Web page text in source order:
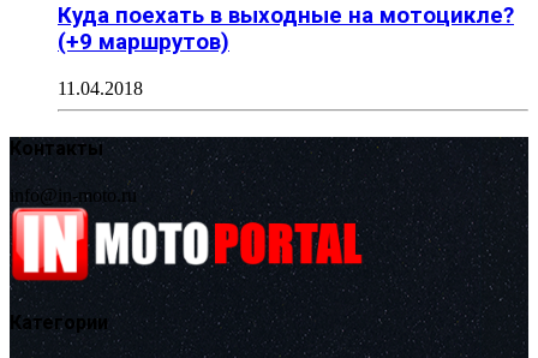
Куда поехать в выходные на мотоцикле?
(+9 маршрутов)
11.04.2018
Контакты
info@in-moto.ru
Категории